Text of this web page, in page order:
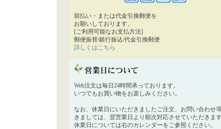
前払い・または代金引換郵便を
お願いしております。
[ご利用可能なお支払方法]
郵便振替/銀行振込/代金引換郵便
詳しくはこちら
Web注文は毎日24時間承っております。
いつでもお買い物をお楽しみください。
なお、休業日にいただきましたご注文、お問い合わせ
きましては、翌営業日より順次対応させていただきま
休業日については右のカレンダーをご参照ください。